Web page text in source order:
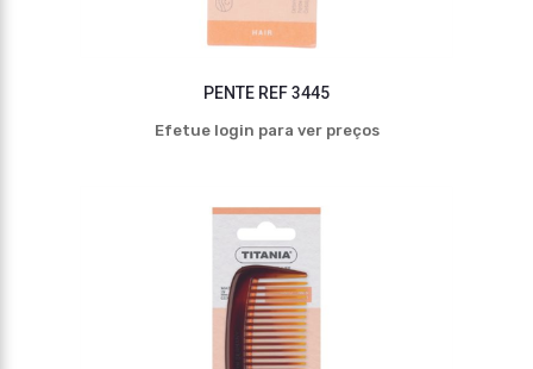
PENTE REF 3445
Efetue login para ver preços